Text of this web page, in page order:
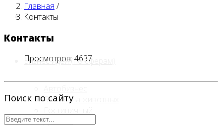
Главная
Бизнес идеи (по сферам)
Бизнес на животных
Детские
Главная /
Контакты
Контакты
Просмотров: 4637
Поиск по сайту